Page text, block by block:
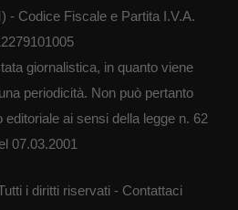
- Codice Fiscale e Partita I.V.A.
giornalistica, in quanto viene
periodicità. Non può pertanto
ai sensi della legge n. 62
07.03.2001
i diritti riservati - Contattaci